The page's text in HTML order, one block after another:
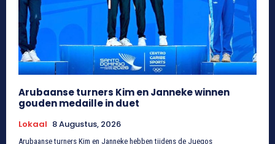
Arubaanse turners Kim en Janneke winnen
gouden medaille in duet
Lokaal 8 Augustus, 2026
Arubaanse turners Kim en Janneke hebben tijdens de Juegos